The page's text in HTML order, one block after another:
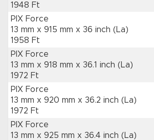
1948 Ft
PIX Force
13 mm x 915 mm x 36 inch (La)
1958 Ft
PIX Force
13 mm x 918 mm x 36.1 inch (La)
1972 Ft
PIX Force
13 mm x 920 mm x 36.2 inch (La)
1972 Ft
PIX Force
13 mm x 925 mm x 36.4 inch (La)